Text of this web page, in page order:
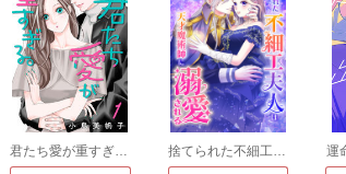
君たち愛が重すぎる。(話売り) 捨てられた不細工夫人は天才魔術師に溺愛される 運